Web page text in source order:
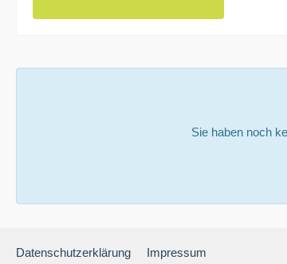
Sie haben noch
Datenschutzerklärung Impressum